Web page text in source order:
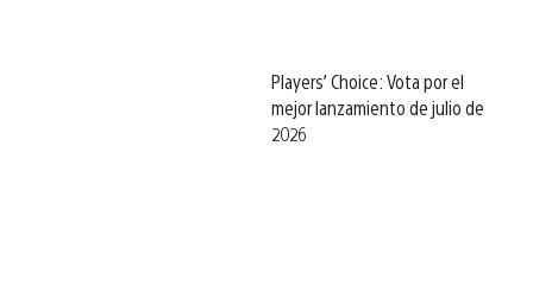
Players’ Choice: Vota por el
mejor lanzamiento de julio de
2026